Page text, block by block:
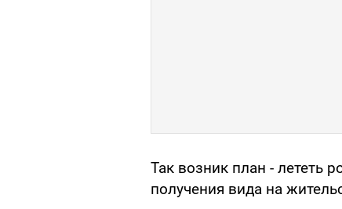
Так возник план - лететь
получения вида на